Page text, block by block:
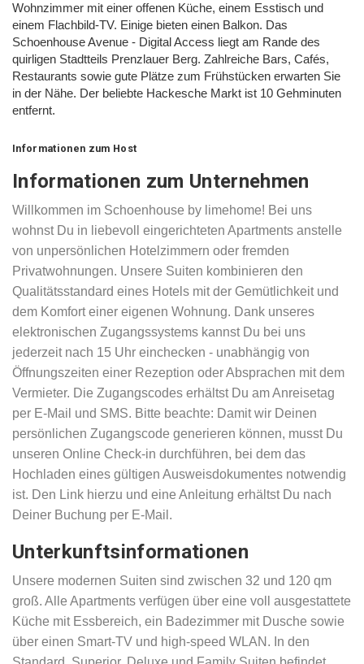
Wohnzimmer mit einer offenen Küche, einem Esstisch und
einem Flachbild-TV. Einige bieten einen Balkon. Das
Schoenhouse Avenue - Digital Access liegt am Rande des
quirligen Stadtteils Prenzlauer Berg. Zahlreiche Bars, Cafés,
Restaurants sowie gute Plätze zum Frühstücken erwarten Sie
in der Nähe. Der beliebte Hackesche Markt ist 10 Gehminuten
entfernt.
Informationen zum Host
Informationen zum Unternehmen
Willkommen im Schoenhouse by limehome! Bei uns
wohnst Du in liebevoll eingerichteten Apartments anstelle
von unpersönlichen Hotelzimmern oder fremden
Privatwohnungen. Unsere Suiten kombinieren den
Qualitätsstandard eines Hotels mit der Gemütlichkeit und
dem Komfort einer eigenen Wohnung. Dank unseres
elektronischen Zugangssystems kannst Du bei uns
jederzeit nach 15 Uhr einchecken - unabhängig von
Öffnungszeiten einer Rezeption oder Absprachen mit dem
Vermieter. Die Zugangscodes erhältst Du am Anreisetag
per E-Mail und SMS. Bitte beachte: Damit wir Deinen
persönlichen Zugangscode generieren können, musst Du
unseren Online Check-in durchführen, bei dem das
Hochladen eines gültigen Ausweisdokumentes notwendig
ist. Den Link hierzu und eine Anleitung erhältst Du nach
Deiner Buchung per E-Mail.
Unterkunftsinformationen
Unsere modernen Suiten sind zwischen 32 und 120 qm
groß. Alle Apartments verfügen über eine voll ausgestattete
Küche mit Essbereich, ein Badezimmer mit Dusche sowie
über einen Smart-TV und high-speed WLAN. In den